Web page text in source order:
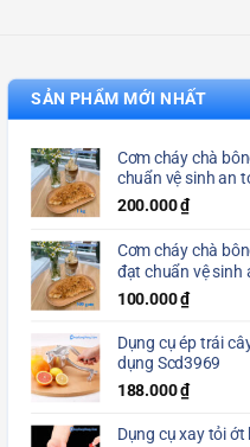
SẢN PHẨM MỚI NHẤT
Cơm cháy chà
chuẩn vệ sinh an
200.000₫
Cơm cháy chà
đạt chuẩn vệ sinh
100.000₫
Dụng cụ ép trái
dụng Scd3969
188.000₫
Dụng cụ xay tỏi